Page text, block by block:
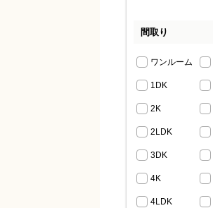
間取り
ワンルーム
1DK
2K
2LDK
3DK
4K
4LDK